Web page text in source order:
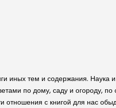
иных тем и содержания. Наука
по дому, саду и огороду,
с книгой для нас